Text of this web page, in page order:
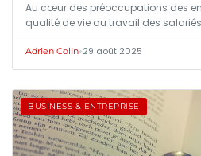
Au cœur des préoccupations des
qualité de vie au travail des
Adrien Colin•29 août 2025
BUSINESS & ENTREPRISE